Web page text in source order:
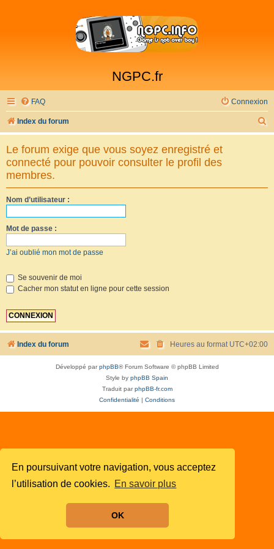
En poursuivant votre navigation, vous acceptez
l’utilisation de cookies. En savoir plus
OK
NGPC.fr
FAQ Connexion
Index du forum
e
Le forum exige que vous soyez enregistré et
connecté pour pouvoir consulter le profil des
membres.
Nom d’utilisateur :
Mot de passe :
J’ai oublié mon mot de passe
Se souvenir de moi
Cacher mon statut en ligne pour cette session
Index du forum Heures au format UTC+02:00
Développé parphpBB® Forum Software © phpBB Limited
Style by phpBB Spain
Traduit parphpBB-fr.com
Confidentialité
Conditions